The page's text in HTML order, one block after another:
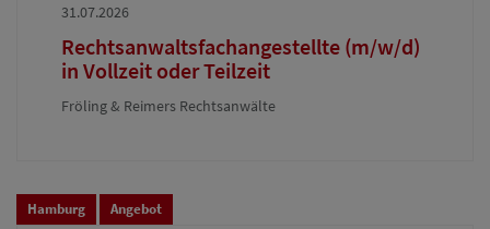
31.07.2026
Rechtsanwaltsfachangestellte (m/w/d)
in Vollzeit oder Teilzeit
Fröling & Reimers Rechtsanwälte
Hamburg Angebot